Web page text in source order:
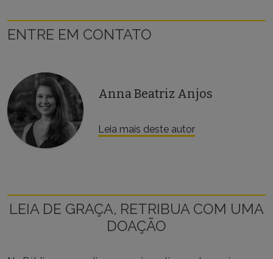
ENTRE EM CONTATO
Anna Beatriz Anjos
Leia mais deste autor
LEIA DE GRAÇA, RETRIBUA COM UMA
DOAÇÃO